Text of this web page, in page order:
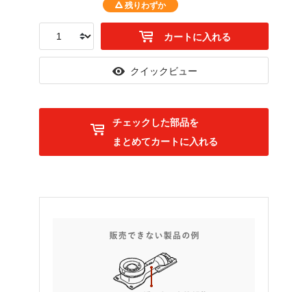
カートに入れる
クイックビュー
チェックした部品を
まとめてカートに入れる